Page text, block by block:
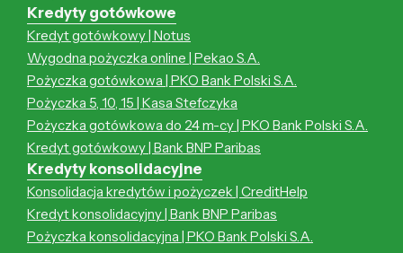
Kredyty gotówkowe
Kredyt gotówkowy | Notus
Wygodna pożyczka online | Pekao S.A.
Pożyczka gotówkowa | PKO Bank Polski S.A.
Pożyczka 5, 10, 15 | Kasa Stefczyka
Pożyczka gotówkowa do 24 m-cy | PKO Bank Polski S.A.
Kredyt gotówkowy | Bank BNP Paribas
Kredyty konsolidacyjne
Konsolidacja kredytów i pożyczek | CreditHelp
Kredyt konsolidacyjny | Bank BNP Paribas
Pożyczka konsolidacyjna | PKO Bank Polski S.A.